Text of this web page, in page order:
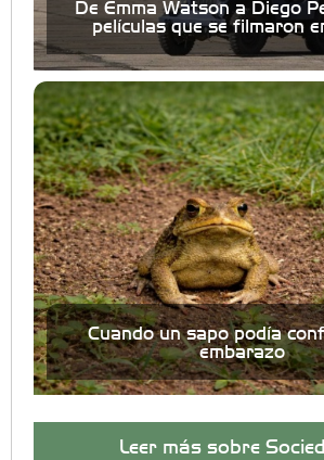
De Emma Watson a Diego
películas que se filmaron
Cuando un sapo podía
embarazo
Leer más sobre